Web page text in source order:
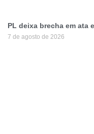
PL deixa brecha em ata
7 de agosto de 2026